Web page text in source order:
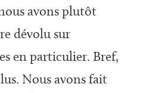
avons plutôt
dévolu sur
en particulier. Bref,
Nous avons fait